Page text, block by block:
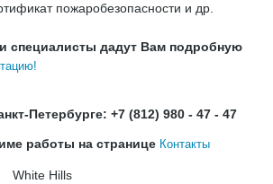
пожаробезопасности и др.
специалисты дадут Вам подробную
Петербурге: +7 (812) 980 - 47 - 47
работы на странице Контакты
White Hills